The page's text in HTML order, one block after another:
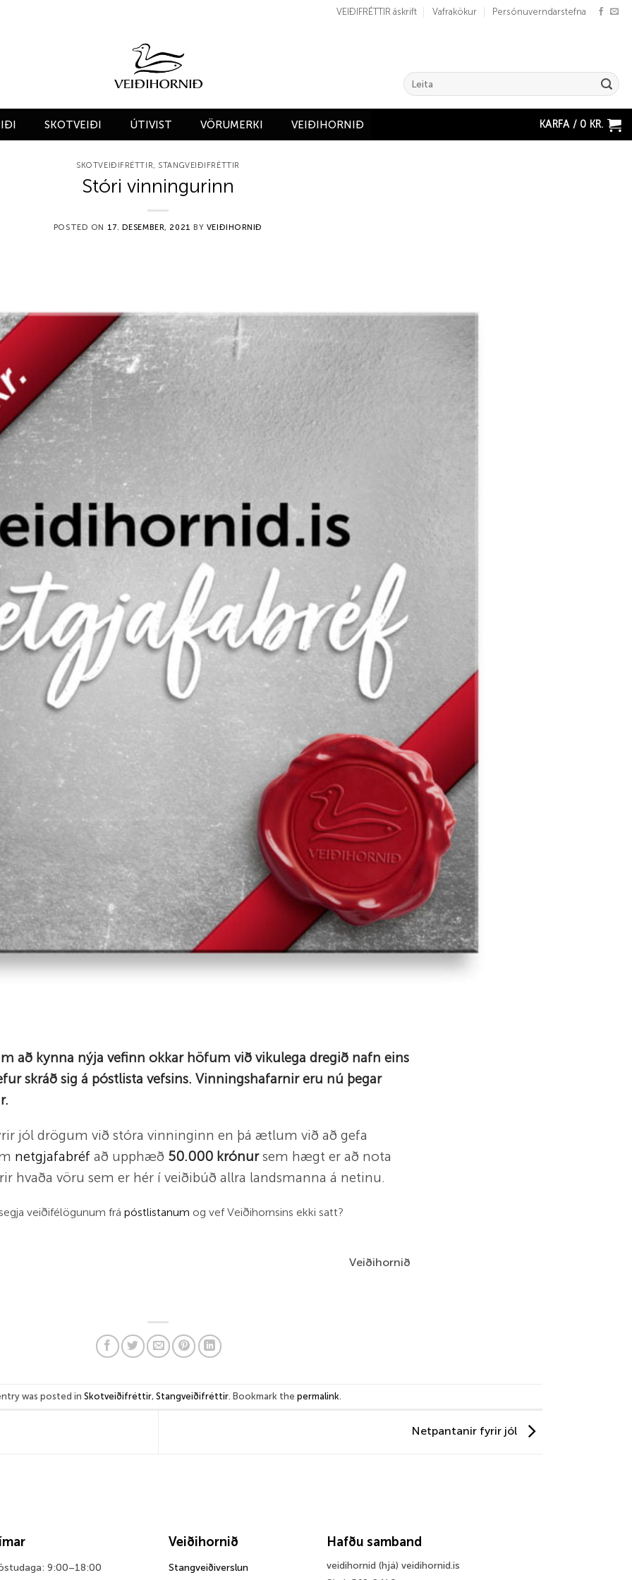
VEIÐIFRÉTTIR áskrift Vafrakökur Persónuverndarstefna
Search
for:
SKOTVEIÐI ÚTIVIST VÖRUMERKI VEIÐIHORNIÐ KARFA / 0 KR.
SKOTVEIÐIFRÉTTIR, STANGVEIÐIFRÉTTIR
Stóri vinningurinn
POSTED ON 17. DESEMBER, 2021 BY VEIÐIHORNIÐ
að kynna nýja vefinn okkar höfum við vikulega dregið nafn eins
skráð sig á póstlista vefsins. Vinningshafarnir eru nú þegar
jól drögum við stóra vinninginn en þá ætlum við að gefa
netgjafabréf að upphæð 50.000 krónursem hægt er að nota
hvaða vöru sem er hér í veiðibúð allra landsmanna á netinu.
veiðifélögunum frá póstlistanum og vef Veiðihornsins ekki satt?
Veiðihornið
was posted in Skotveiðifréttir, Stangveiðifréttir. Bookmark the permalink.
Netpantanir fyrir jól
9:00–18:00
Veiðihornið
Stangveiðiverslun
Hafðu samband
veidihornid (hjá) veidihornid.is